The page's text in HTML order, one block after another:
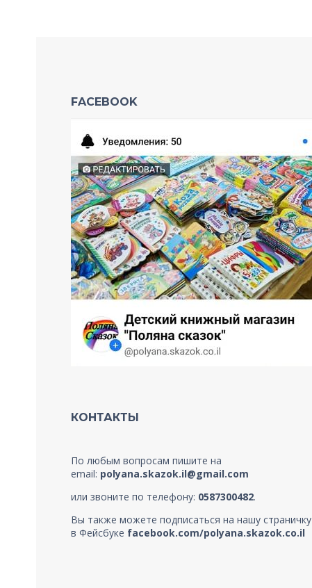
FACEBOOK
КОНТАКТЫ
По любым вопросам пишите на
email: polyana.skazok.il@gmail.com
или звоните по телефону: 0587300482.
Вы также можете подписаться на нашу страничку
в Фейсбуке facebook.com/polyana.skazok.co.il